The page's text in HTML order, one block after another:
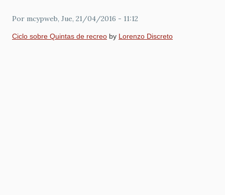
Por mcypweb, Jue, 21/04/2016 - 11:12
Ciclo sobre Quintas de recreo by Lorenzo Discreto